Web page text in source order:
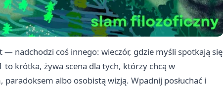
— nadchodzi coś innego: wieczór, gdzie myśli spotkają się
to krótka, żywa scena dla tych, którzy chcą w
albo osobistą wizją. Wpadnij posłuchać i